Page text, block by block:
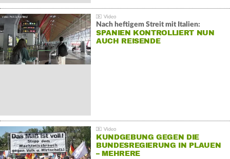
Nach heftigem Streit mit Italien:
SPANIEN KONTROLLIERT NUN
AUCH REISENDE
KUNDGEBUNG GEGEN DIE
BUNDESREGIERUNG IN PLAUEN
– MEHRERE